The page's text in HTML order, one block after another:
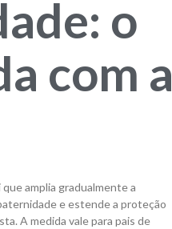
o
com a
amplia gradualmente a
e estende a proteção
A medida vale para pais de